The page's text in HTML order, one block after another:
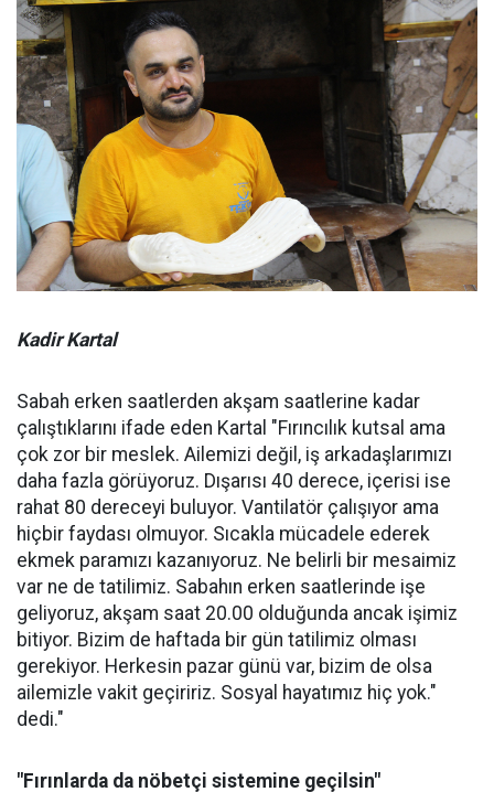
Kadir Kartal
Sabah erken saatlerden akşam saatlerine kadar
çalıştıklarını ifade eden Kartal "Fırıncılık kutsal ama
çok zor bir meslek. Ailemizi değil, iş arkadaşlarımızı
daha fazla görüyoruz. Dışarısı 40 derece, içerisi ise
rahat 80 dereceyi buluyor. Vantilatör çalışıyor ama
hiçbir faydası olmuyor. Sıcakla mücadele ederek
ekmek paramızı kazanıyoruz. Ne belirli bir mesaimiz
var ne de tatilimiz. Sabahın erken saatlerinde işe
geliyoruz, akşam saat 20.00 olduğunda ancak işimiz
bitiyor. Bizim de haftada bir gün tatilimiz olması
gerekiyor. Herkesin pazar günü var, bizim de olsa
ailemizle vakit geçiririz. Sosyal hayatımız hiç yok."
dedi."
"Fırınlarda da nöbetçi sistemine geçilsin"